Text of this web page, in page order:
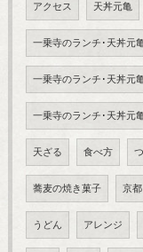
アクセス 天丼元亀
一乗寺のランチ･天丼元
一乗寺のランチ･天丼元
一乗寺のランチ･天丼元
天ざる 食べ方
蕎麦の焼き菓子 京
うどん アレンジ